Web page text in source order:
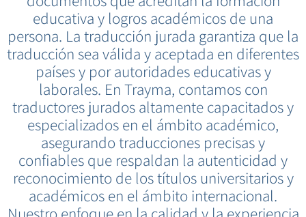
educativa y logros académicos de una
persona. La traducción jurada garantiza que la
traducción sea válida y aceptada en diferentes
países y por autoridades educativas y
laborales. En Trayma, contamos con
traductores jurados altamente capacitados y
especializados en el ámbito académico,
asegurando traducciones precisas y
confiables que respaldan la autenticidad y
reconocimiento de los títulos universitarios y
académicos en el ámbito internacional.